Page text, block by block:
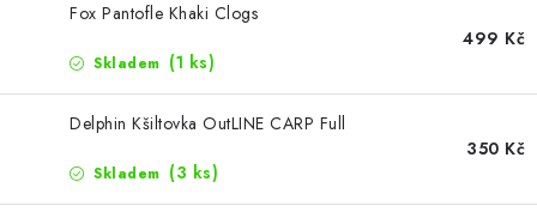
Fox Pantofle Khaki Clogs
Skladem (1 ks)
499 Kč
Delphin Kšiltovka OutLINE CARP Full
Skladem (3 ks)
350 Kč